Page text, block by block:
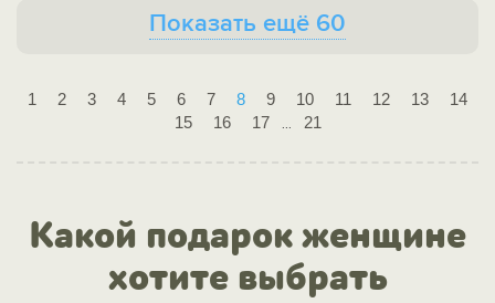
Показать ещё 60
1 2 3 4 5 6 7 8 9 10 11 12 13
14
15
16 17 ... 21
Какой подарок женщине
хотите выбрать